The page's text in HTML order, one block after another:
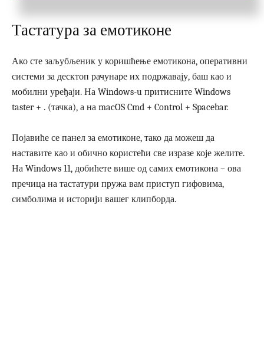
Тастатура за емотиконе
Ако сте заљубљеник у коришћење емотикона, оперативни
системи за десктоп рачунаре их подржавају, баш као и
мобилни уређаји. На Windows-u притисните Windows
taster + . (тачка), а на macOS Cmd + Control + Spacebar.
Појавиће се панел за емотиконе, тако да можеш да
наставите као и обично користећи све изразе које желите.
На Windows 11, добићете више од самих емотикона – ова
пречица на тастатури пружа вам приступ гифовима,
симболима и историји вашег клипборда.